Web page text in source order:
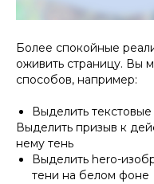
Более спокойные
оживить страницу. Вы
способов, например:
Выделить
Выделить призыв к
нему тень
Выделить hero-
тени на белом фоне